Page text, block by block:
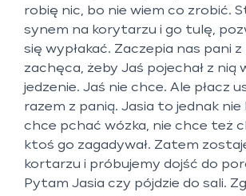
robię nic, bo nie wiem co zrobić.
synem na korytarzu i go tulę,
się wypłakać. Zaczepia nas pani
zachęca, żeby Jaś pojechał z nią
jedzenie. Jaś nie chce. Ale płacz
razem z panią. Jasia to jednak nie
chce pchać wózka, nie chce też
ktoś go zagadywał. Zatem
kortarzu i próbujemy dojść do
Pytam Jasia czy pójdzie do sali.